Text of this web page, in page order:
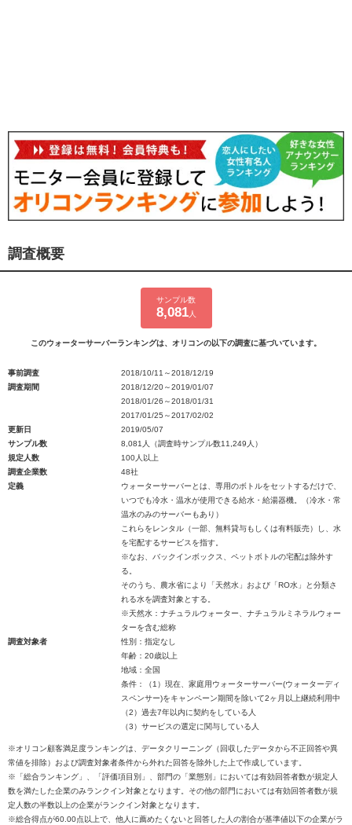
調査概要
サンプル数
8,081人
このウォーターサーバーランキングは、オリコンの以下の調査に基づいています。
事前調査
2018/10/11～2018/12/19
調査期間
2018/12/20～2019/01/07
2018/01/26～2018/01/31
2017/01/25～2017/02/02
更新日
2019/05/07
サンプル数
8,081人（調査時サンプル数11,249人）
規定人数
100人以上
調査企業数
48社
定義
ウォーターサーバーとは、専用のボトルをセットするだけで、
いつでも冷水・温水が使用できる給水・給湯器機。（冷水・常
温水のみのサーバーもあり）
これらをレンタル（一部、無料貸与もしくは有料販売）し、水
を宅配するサービスを指す。
※なお、バックインボックス、ペットボトルの宅配は除外す
る。
そのうち、農水省により「天然水」および「RO水」と分類さ
れる水を調査対象とする。
※天然水：ナチュラルウォーター、ナチュラルミネラルウォー
ターを含む総称
調査対象者
性別：指定なし
年齢：20歳以上
地域：全国
条件：（1）現在、家庭用ウォーターサーバー(ウォーターディ
スペンサー)をキャンペーン期間を除いて2ヶ月以上継続利用中
（2）過去7年以内に契約をしている人
（3）サービスの選定に関与している人
※オリコン顧客満足度ランキングは、データクリーニング（回収したデータから不正回答や異
常値を排除）および調査対象者条件から外れた回答を除外した上で作成しています。
※「総合ランキング」、「評価項目別」、部門の「業態別」においては有効回答者数が規定人
数を満たした企業のみランクイン対象となります。その他の部門においては有効回答者数が規
定人数の半数以上の企業がランクイン対象となります。
※総合得点が60.00点以上で、他人に薦めたくないと回答した人の割合が基準値以下の企業がラ